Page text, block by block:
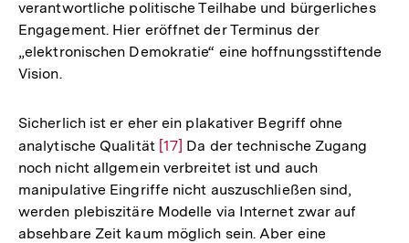
verantwortliche politische Teilhabe und bürgerliches
Engagement. Hier eröffnet der Terminus der
„elektronischen Demokratie“ eine hoffnungsstiftende
Vision.
Sicherlich ist er eher ein plakativer Begriff ohne
analytische Qualität Zur
Auflösung
der
Fußnote
[17] Da der technische Zugang
noch nicht allgemein verbreitet ist und auch
manipulative Eingriffe nicht auszuschließen sind,
werden plebiszitäre Modelle via Internet zwar auf
absehbare Zeit kaum möglich sein. Aber eine